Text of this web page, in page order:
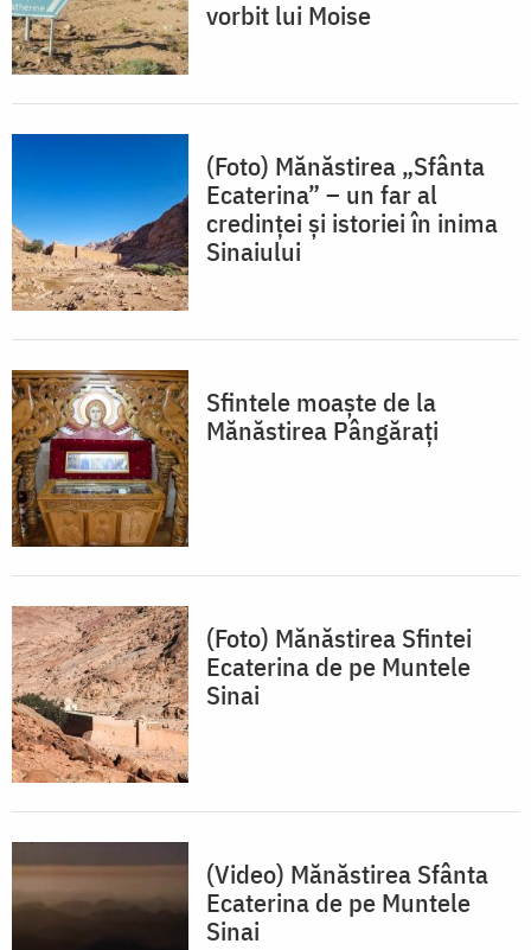
vorbit lui Moise
(Foto) Mănăstirea „Sfânta
Ecaterina” – un far al
credinței și istoriei în inima
Sinaiului
Sfintele moaște de la
Mănăstirea Pângărați
(Foto) Mănăstirea Sfintei
Ecaterina de pe Muntele
Sinai
(Video) Mănăstirea Sfânta
Ecaterina de pe Muntele
Sinai